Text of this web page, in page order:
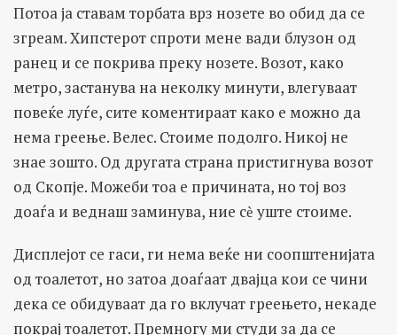
Потоа ја ставам торбата врз нозете во обид да се
згреам. Хипстерот спроти мене вади блузон од
ранец и се покрива преку нозете. Возот, како
метро, застанува на неколку минути, влегуваат
повеќе луѓе, сите коментираат како е можно да
нема греење. Велес. Стоиме подолго. Никој не
знае зошто. Од другата страна пристигнува возот
од Скопје. Можеби тоа е причината, но тој воз
доаѓа и веднаш заминува, ние сѐ уште стоиме.
Дисплејот се гаси, ги нема веќе ни соопштенијата
од тоалетот, но затоа доаѓаат двајца кои се чини
дека се обидуваат да го вклучат греењето, некаде
покрај тоалетот. Премногу ми студи за да се